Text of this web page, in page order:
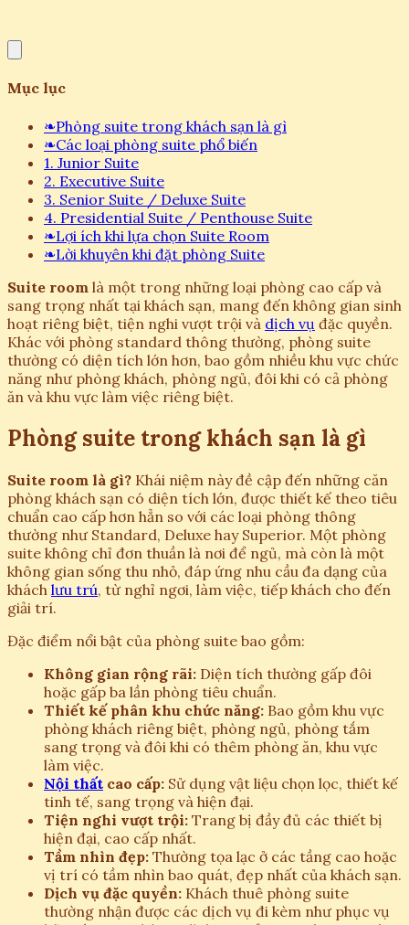
Mục lục
❧Phòng suite trong khách sạn là gì
❧Các loại phòng suite phổ biến
1. Junior Suite
2. Executive Suite
3. Senior Suite / Deluxe Suite
4. Presidential Suite / Penthouse Suite
❧Lợi ích khi lựa chọn Suite Room
❧Lời khuyên khi đặt phòng Suite
Suite room là một trong những loại phòng cao cấp và
sang trọng nhất tại khách sạn, mang đến không gian sinh
hoạt riêng biệt, tiện nghi vượt trội và dịch vụ đặc quyền.
Khác với phòng standard thông thường, phòng suite
thường có diện tích lớn hơn, bao gồm nhiều khu vực chức
năng như phòng khách, phòng ngủ, đôi khi có cả phòng
ăn và khu vực làm việc riêng biệt.
Phòng suite trong khách sạn là gì
Suite room là gì? Khái niệm này đề cập đến những căn
phòng khách sạn có diện tích lớn, được thiết kế theo tiêu
chuẩn cao cấp hơn hẳn so với các loại phòng thông
thường như Standard, Deluxe hay Superior. Một phòng
suite không chỉ đơn thuần là nơi để ngủ, mà còn là một
không gian sống thu nhỏ, đáp ứng nhu cầu đa dạng của
khách lưu trú, từ nghỉ ngơi, làm việc, tiếp khách cho đến
giải trí.
Đặc điểm nổi bật của phòng suite bao gồm:
Không gian rộng rãi: Diện tích thường gấp đôi
hoặc gấp ba lần phòng tiêu chuẩn.
Thiết kế phân khu chức năng: Bao gồm khu vực
phòng khách riêng biệt, phòng ngủ, phòng tắm
sang trọng và đôi khi có thêm phòng ăn, khu vực
làm việc.
Nội thất cao cấp: Sử dụng vật liệu chọn lọc, thiết kế
tinh tế, sang trọng và hiện đại.
Tiện nghi vượt trội: Trang bị đầy đủ các thiết bị
hiện đại, cao cấp nhất.
Tầm nhìn đẹp: Thường tọa lạc ở các tầng cao hoặc
vị trí có tầm nhìn bao quát, đẹp nhất của khách sạn.
Dịch vụ đặc quyền: Khách thuê phòng suite
thường nhận được các dịch vụ đi kèm như phục vụ